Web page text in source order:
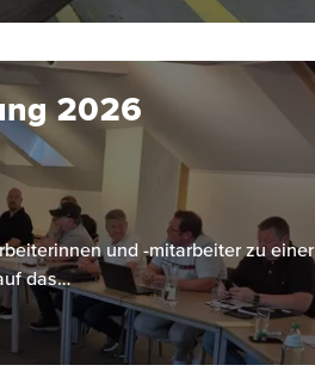
2026
und -mitarbeiter zu einer
das…